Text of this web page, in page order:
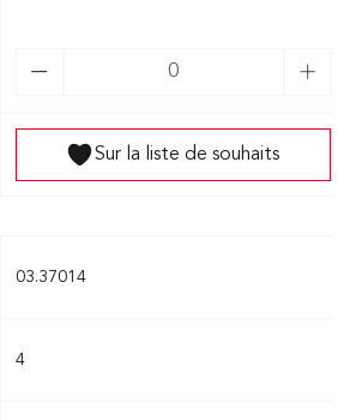
Sur la liste de souhaits
03.37014
4